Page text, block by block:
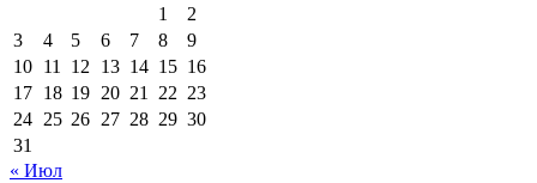
1
2
3
4 5 6 7 8
9
10 11 12 13 14 15 16
17 18 19 20 21 22 23
24 25 26 27 28 29 30
31
« Июл